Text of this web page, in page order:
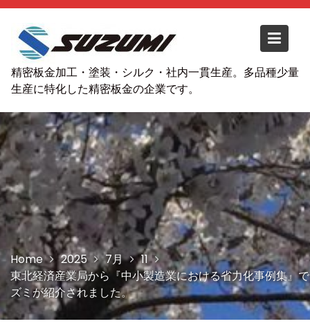
S
o
n
t
e
n
t
精密板金加工・塗装・シルク・社内一貫生産。多品種少量
生産に特化した精密板金の企業です。
Home 2025 7月
11
東北経済産業局から『中小製造業における省力化事例集』
ズミが紹介されました。